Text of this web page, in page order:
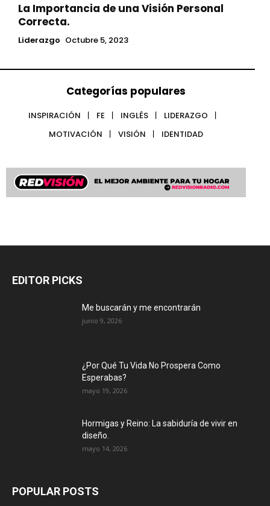
La Importancia de una Visión Personal
Correcta.
Liderazgo Octubre 5, 2023
Categorías populares
INSPIRACIÓN FE INGLÉS
LIDERAZGO
MOTIVACIÓN
VISIÓN IDENTIDAD
EDITOR PICKS
Me buscarán y me encontrarán
junio 9, 2026
¿Por Qué Tu Vida No Prospera Como
Esperabas?
mayo 19, 2026
Hormigas y Reino: La sabiduría de vivir en
diseño.
mayo 14, 2026
POPULAR POSTS